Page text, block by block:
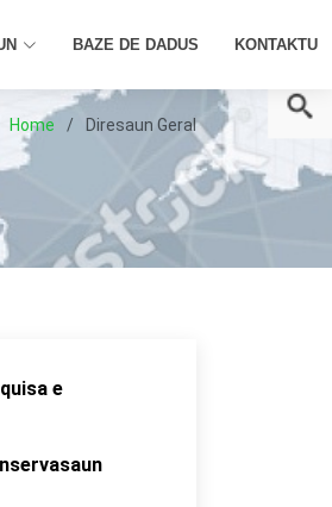
BAZE DE DADUS KONTAKTU
Home Diresaun Geral
e